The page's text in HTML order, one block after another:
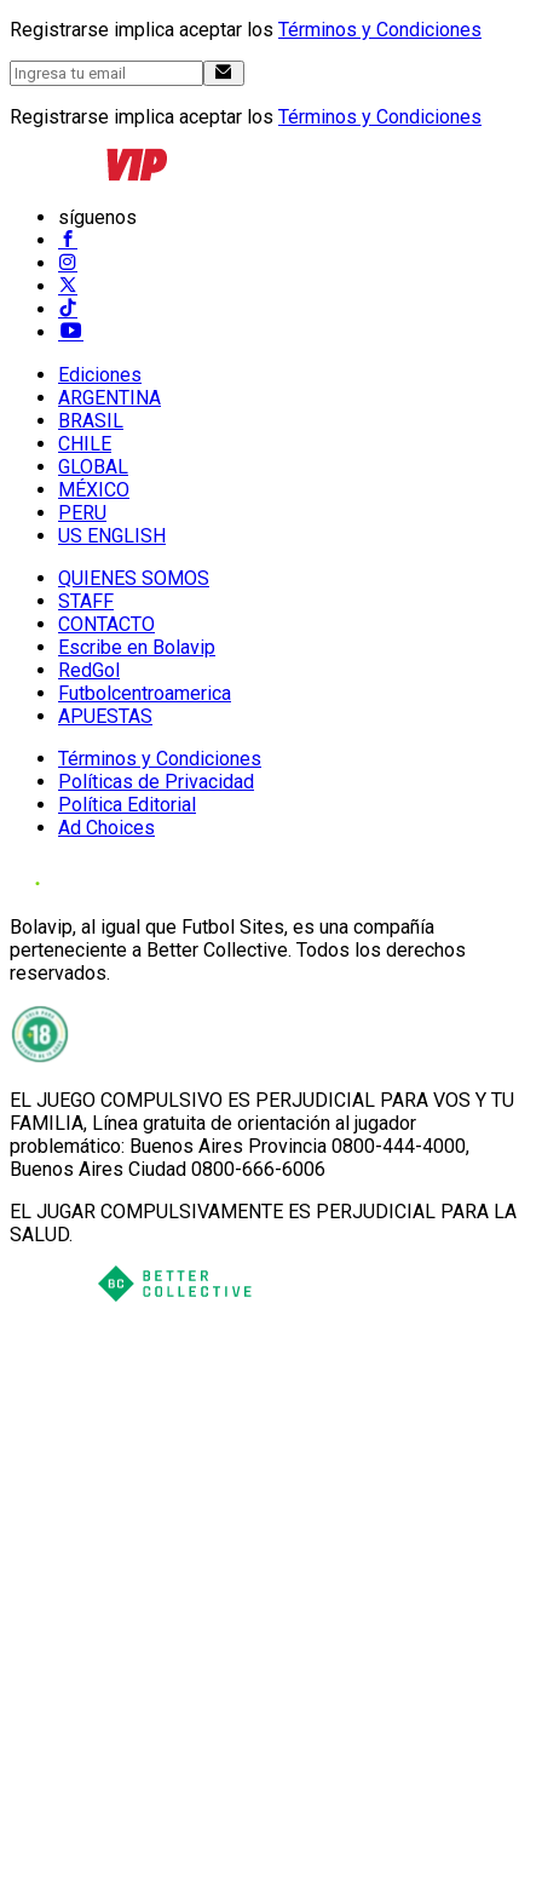
Registrarse implica aceptar los Términos y Condiciones
Registrarse implica aceptar los Términos y Condiciones
síguenos
Ediciones
ARGENTINA
BRASIL
CHILE
GLOBAL
MÉXICO
PERU
US ENGLISH
QUIENES SOMOS
STAFF
CONTACTO
Escribe en Bolavip
RedGol
Futbolcentroamerica
APUESTAS
Términos y Condiciones
Políticas de Privacidad
Política Editorial
Ad Choices
Bolavip, al igual que Futbol Sites, es una compañía
perteneciente a Better Collective. Todos los derechos
reservados.
EL JUEGO COMPULSIVO ES PERJUDICIAL PARA VOS Y TU
FAMILIA, Línea gratuita de orientación al jugador
problemático: Buenos Aires Provincia 0800-444-4000,
Buenos Aires Ciudad 0800-666-6006
EL JUGAR COMPULSIVAMENTE ES PERJUDICIAL PARA LA
SALUD.